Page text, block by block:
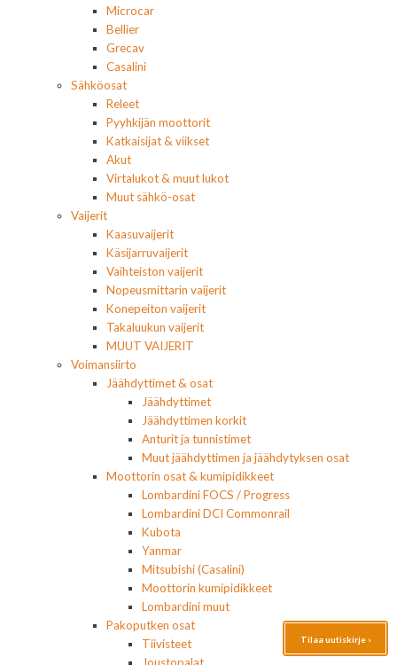
Microcar
Bellier
Grecav
Casalini
Sähköosat
Releet
Pyyhkijän moottorit
Katkaisijat & viikset
Akut
Virtalukot & muut lukot
Muut sähkö-osat
Vaijerit
Kaasuvaijerit
Käsijarruvaijerit
Vaihteiston vaijerit
Nopeusmittarin vaijerit
Konepeiton vaijerit
Takaluukun vaijerit
MUUT VAIJERIT
Voimansiirto
Jäähdyttimet & osat
Jäähdyttimet
Jäähdyttimen korkit
Anturit ja tunnistimet
Muut jäähdyttimen ja jäähdytyksen osat
Moottorin osat & kumipidikkeet
Lombardini FOCS / Progress
Lombardini DCI Commonrail
Kubota
Yanmar
Mitsubishi (Casalini)
Moottorin kumipidikkeet
Lombardini muut
Pakoputken osat
Tiivisteet
Joustopalat
Tilaa uutiskirje ›